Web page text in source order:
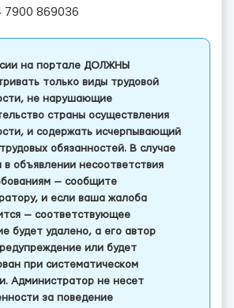
7900 869036
на портале ДОЛЖНЫ
только виды трудовой
не нарушающие
страны осуществления
и содержать исчерпывающий
обязанностей. В случае
в объявлении несоответствия
— сообщите
и если ваша жалоба
— соответствующее
будет удалено, а его автор
или будет
при систематическом
Администратор не несет
за поведение